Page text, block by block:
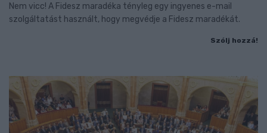
Nem vicc! A Fidesz maradéka tényleg egy ingyenes e-mail
szolgáltatást használt, hogy megvédje a Fidesz maradékát.
Szólj hozzá!